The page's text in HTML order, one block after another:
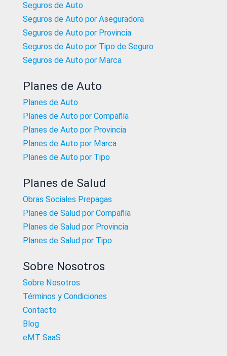
Seguros de Auto
Seguros de Auto por Aseguradora
Seguros de Auto por Provincia
Seguros de Auto por Tipo de Seguro
Seguros de Auto por Marca
Planes de Auto
Planes de Auto
Planes de Auto por Compañía
Planes de Auto por Provincia
Planes de Auto por Marca
Planes de Auto por Tipo
Planes de Salud
Obras Sociales Prepagas
Planes de Salud por Compañía
Planes de Salud por Provincia
Planes de Salud por Tipo
Sobre Nosotros
Sobre Nosotros
Términos y Condiciones
Contacto
Blog
eMT SaaS